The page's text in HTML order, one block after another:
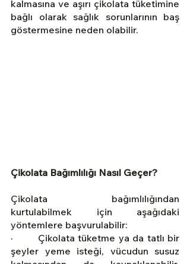
kalmasına ve aşırı çikolata tüketimine
bağlı olarak sağlık sorunlarının baş
göstermesine neden olabilir.
Çikolata Bağımlılığı Nasıl Geçer?
Çikolata bağımlılığından
kurtulabilmek için aşağıdaki
yöntemlere başvurulabilir:
·        Çikolata tüketme ya da tatlı bir
şeyler yeme isteği, vücudun susuz